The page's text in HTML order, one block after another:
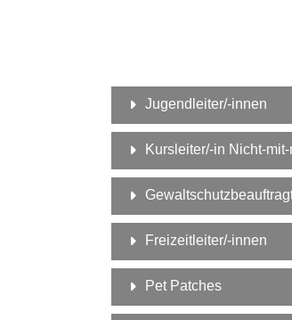
Jugendleiter/-innen
Kursleiter/-in Nicht-mit-
Freizeitleiter/-innen
Pet Patches